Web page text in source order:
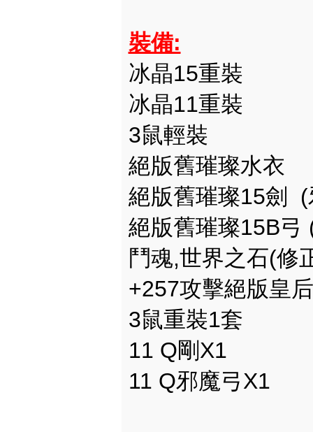
裝備:
冰晶15重裝
冰晶11重裝
3鼠輕裝
絕版舊璀璨水
絕版舊璀璨15劍
絕版舊璀璨15B弓
鬥魂,世界之石(修
+257攻擊絕版皇
3鼠重裝1套
11 Q剛X1
11 Q邪魔弓X1